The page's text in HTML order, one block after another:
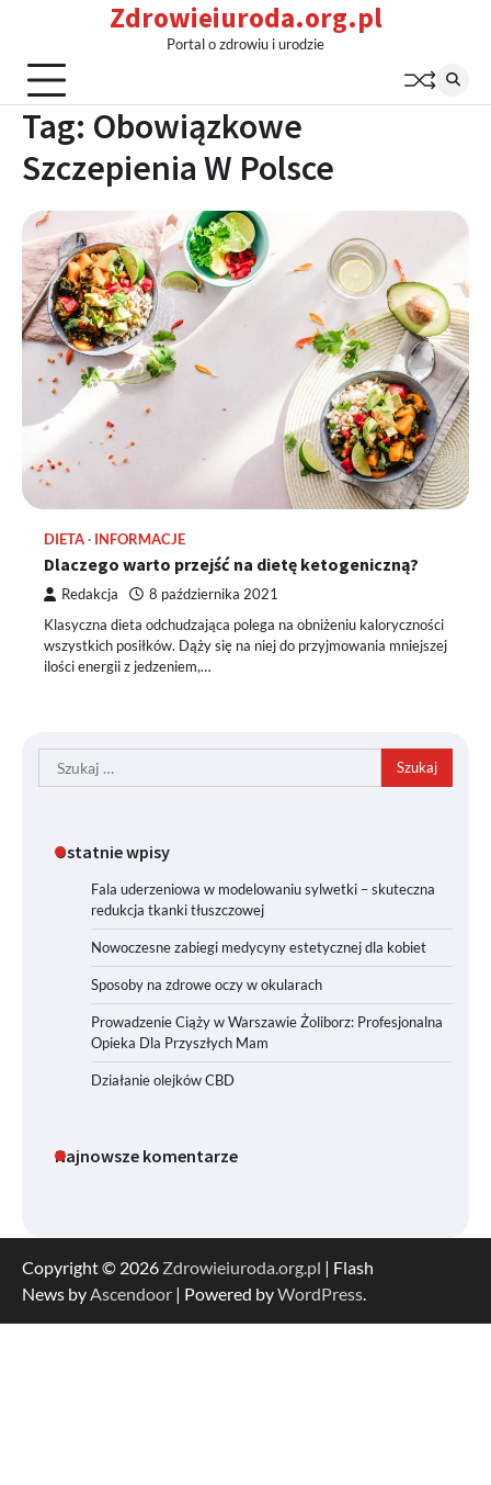
content
Zdrowieiuroda.org.pl
Portal o zdrowiu i urodzie
Tag: Obowiązkowe
Szczepienia W Polsce
DIETA INFORMACJE
Dlaczego warto przejść na dietę ketogeniczną?
Redakcja 8 października 2021
Klasyczna dieta odchudzająca polega na obniżeniu kaloryczności
wszystkich posiłków. Dąży się na niej do przyjmowania mniejszej
ilości energii z jedzeniem,…
Szukaj:
Ostatnie wpisy
Fala uderzeniowa w modelowaniu sylwetki – skuteczna
redukcja tkanki tłuszczowej
Nowoczesne zabiegi medycyny estetycznej dla kobiet
Sposoby na zdrowe oczy w okularach
Prowadzenie Ciąży w Warszawie Żoliborz: Profesjonalna
Opieka Dla Przyszłych Mam
Działanie olejków CBD
Najnowsze komentarze
Copyright © 2026 Zdrowieiuroda.org.pl | Flash
News byAscendoor | Powered byWordPress.